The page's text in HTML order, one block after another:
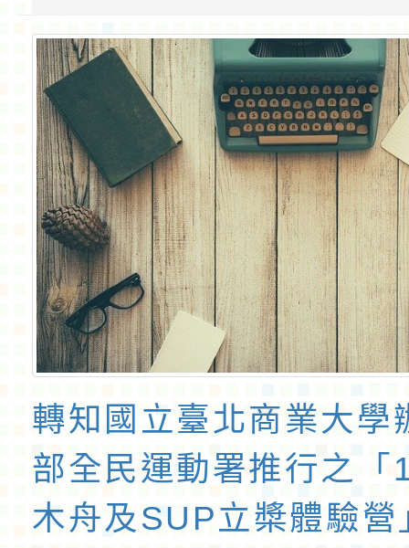
轉知國立臺北商業大學
部全民運動署推行之「
木舟及SUP立槳體驗營